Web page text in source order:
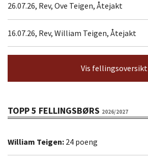
26.07.26, Rev, Ove Teigen, Åtejakt
16.07.26, Rev, William Teigen, Åtejakt
Vis fellingsoversikt
TOPP 5 FELLINGSBØRS 2026/2027
William Teigen: 24 poeng